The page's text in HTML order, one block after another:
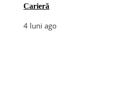
Carieră
4 luni ago